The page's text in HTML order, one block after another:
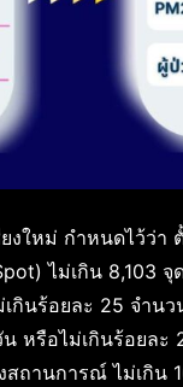
งใหม่ กำหนดไว้ว่า
ไม่เกิน 8,103 จุ
เกินร้อยละ 25 จำ
หรือไม่เกินร้อยล
ถานการณ์ ไม่เกิน